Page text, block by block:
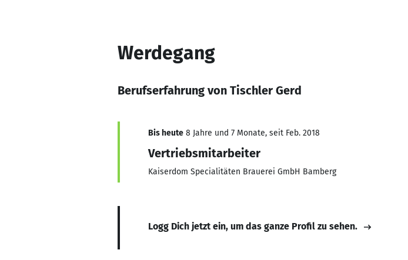
Werdegang
Berufserfahrung von Tischler Gerd
Bis heute 8 Jahre und 7 Monate, seit Feb. 2018
Vertriebsmitarbeiter
Kaiserdom Specialitäten Brauerei GmbH Bamberg
Logg Dich jetzt ein, um das ganze Profil zu sehen.